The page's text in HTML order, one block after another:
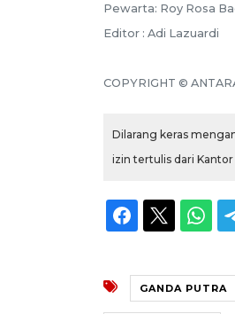
Pewarta: Roy Rosa
Editor : Adi Lazuardi
COPYRIGHT ©
Dilarang keras
izin tertulis dari Kantor
GANDA PUTRA